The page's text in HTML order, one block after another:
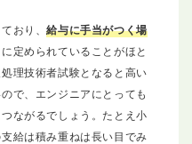
おり、給与に手当がつく場
定められていることがほと
理技術者試験となると高い
で、エンジニアにとっても
ながるでしょう。たとえ小
給は積み重ねは長い目でみ